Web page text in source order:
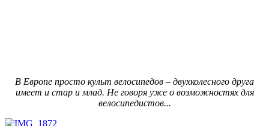
В Европе просто культ велосипедов – двухколесного друга
имеет и стар и млад. Не говоря уже о возможностях для
велосипедистов...